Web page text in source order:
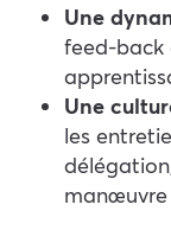
Une
feed-back
Une
les
manœuvre